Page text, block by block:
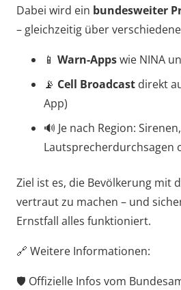
Dabei wird ein bundesweiter
– gleichzeitig über
📱 Warn-Appswie NINA
📡 Cell Broadcast direkt
App)
🔊 Je nach Region: Sirenen,
Lautsprecherdurchsagen
Ziel ist es, die Bevölkerung mit
vertraut zu machen – und
Ernstfall alles funktioniert.
🔗 Weitere Informationen:
🛡️ Offizielle Infos vom